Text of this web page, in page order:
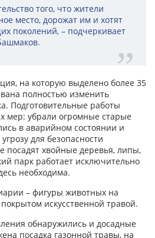
того, что жители
место, дорожат им и хотят
поколений, – подчеркивает
на которую выделено более 35
полностью изменить
Подготовительные работы
мер: убрали огромные старые
в аварийном состоянии и
для безопасности
посадят хвойные деревья, липы,
парк работает исключительно
необходима.
– фигуры животных на
искусственной травой.
обнаружились и досадные
посадка газонной травы, на